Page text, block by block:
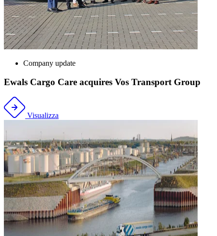
Company update
Ewals Cargo Care acquires Vos Transport Group
Visualizza